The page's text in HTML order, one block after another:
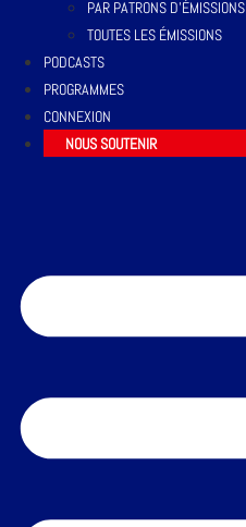
PAR PATRONS D’ÉMISSIONS
TOUTES LES ÉMISSIONS
PODCASTS
PROGRAMMES
CONNEXION
NOUS SOUTENIR